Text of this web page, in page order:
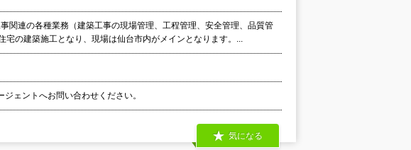
関連の各種業務（建築工事の現場管理、工程管理、安全管理、品質管
の建築施工となり、現場は仙台市内がメインとなります。...
ェントへお問い合わせください。
気になる